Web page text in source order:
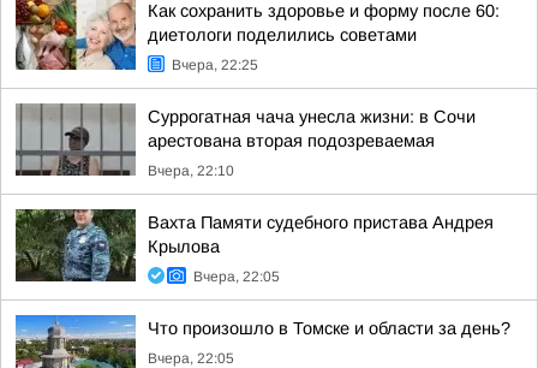
Как сохранить здоровье и форму после 60:
диетологи поделились советами
Вчера, 22:25
Суррогатная чача унесла жизни: в Сочи
арестована вторая подозреваемая
Вчера, 22:10
Вахта Памяти судебного пристава Андрея
Крылова
Вчера, 22:05
Что произошло в Томске и области за день?
Вчера, 22:05